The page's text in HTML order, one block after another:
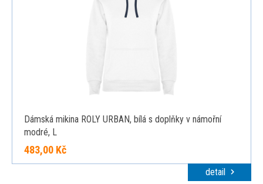
Dámská mikina ROLY URBAN, bílá s doplňky v námořní
modré, L
483,00 Kč
detail